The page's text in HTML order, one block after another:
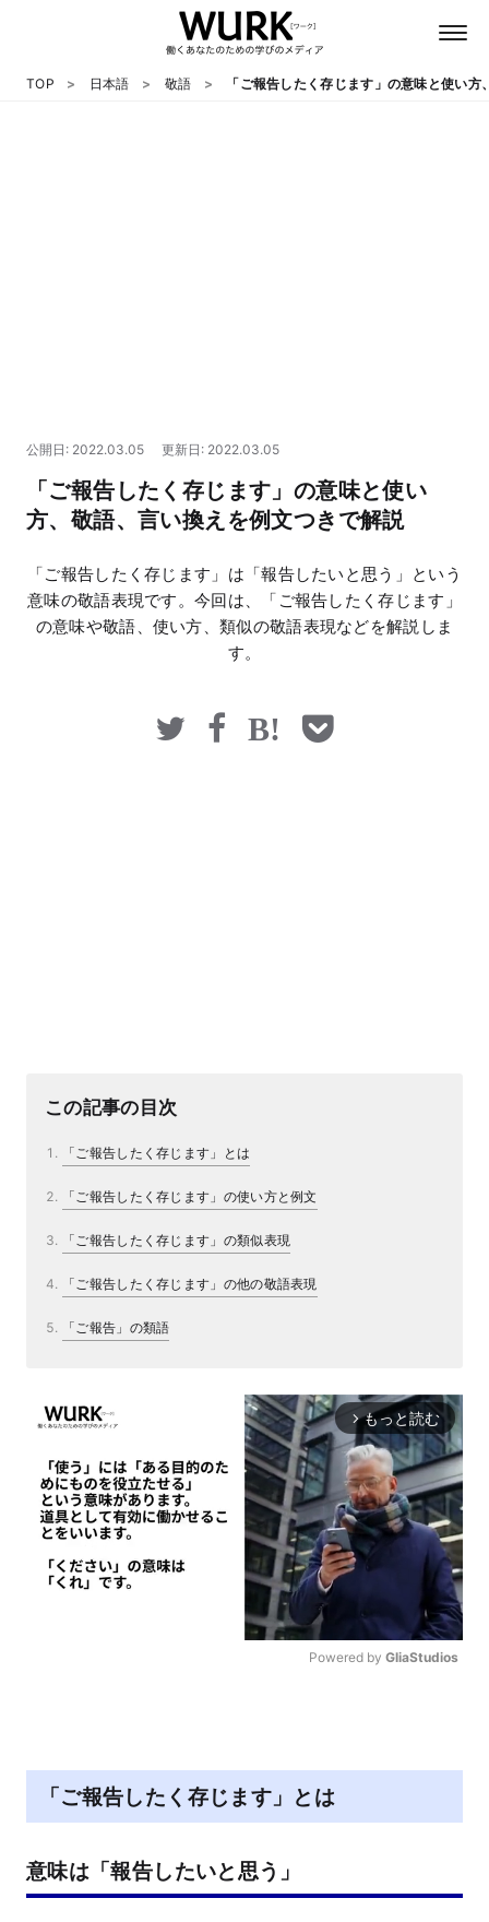
マネー
TOP 日本語 敬語 「ご報告したく存じます」の意味と使い
公開日: 2022.03.05 更新日: 2022.03.05
「ご報告したく存じます」の意味と使い
方、敬語、言い換えを例文つきで解説
「ご報告したく存じます」は「報告したいと思う」という
意味の敬語表現です。今回は、「ご報告したく存じます」
の意味や敬語、使い方、類似の敬語表現などを解説しま
す。
この記事の目次
「ご報告したく存じます」とは
「ご報告したく存じます」の使い方と例文
「ご報告したく存じます」の類似表現
「ご報告したく存じます」の他の敬語表現
「ご報告」の類語
arrow_forward_ios もっと読む
Powered by GliaStudios
「ご報告したく存じます」とは
意味は「報告したいと思う」